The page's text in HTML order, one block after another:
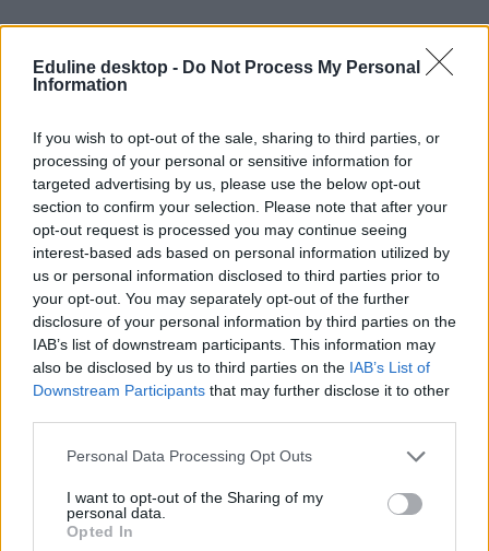
Eduline desktop - Do Not Process My Personal
Information
If you wish to opt-out of the sale, sharing to third parties, or
processing of your personal or sensitive information for
targeted advertising by us, please use the below opt-out
section to confirm your selection. Please note that after your
opt-out request is processed you may continue seeing
interest-based ads based on personal information utilized by
us or personal information disclosed to third parties prior to
your opt-out. You may separately opt-out of the further
disclosure of your personal information by third parties on the
IAB’s list of downstream participants. This information may
also be disclosed by us to third parties on the IAB’s List of
Downstream Participants that may further disclose it to other
Personal Data Processing Opt Outs
I want to opt-out of the Sharing of my
personal data.
Opted In
Felvételi 2026: mutatjuk, hol emelkedhetnek és hol
csökkenhetnek a ponthatárok az orvosi szakokon
jelentkezési adatok alapján már most sejthető, melyik orvosi
egyetemre lesz a legnehezebb bekerülni. Megnéztük, hogyan
változott a jelentkezők száma a négy orvosképző intézményben, mit
árulnak el az idei érettségikről érkező első visszajelzések, és ezek
alapján megbecsültük, hol emelkedhetnek, hol maradhatnak
változatlanok, illetve hol csökkenhetnek a 2026-os általános orvosi
ponthatárok.